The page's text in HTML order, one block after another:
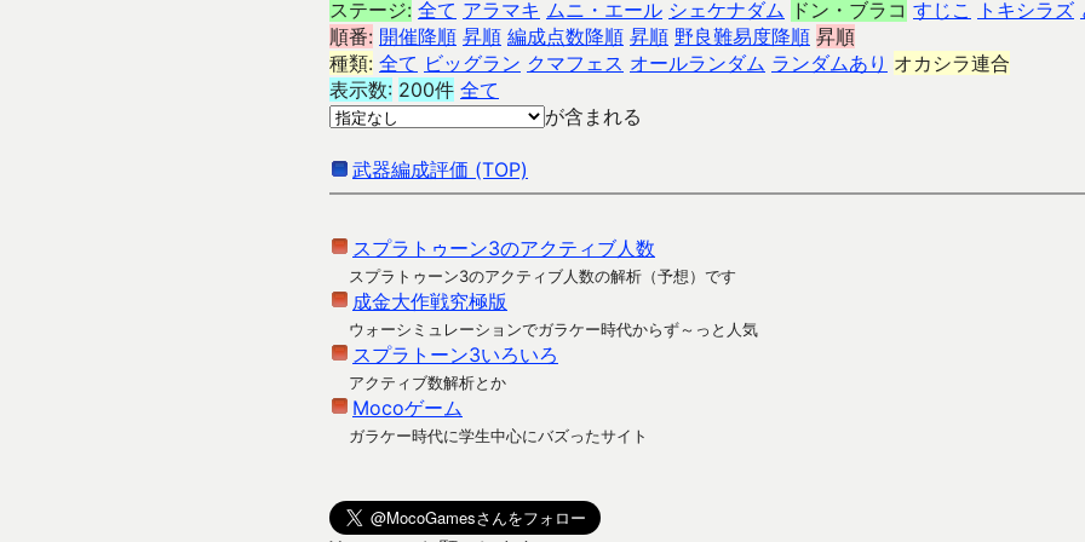
ステージ: 全て アラマキ ムニ・エール シェケナダム ドン・ブラコ すじこ トキシラズ
順番: 開催降順 昇順 編成点数降順 昇順 野良難易度降順 昇順
種類: 全て ビッグラン クマフェス オールランダム ランダムあり オカシラ連合
表示数: 200件 全て
が含まれる
武器編成評価 (TOP)
スプラトゥーン3のアクティブ人数
スプラトゥーン3のアクティブ人数の解析（予想）です
成金大作戦究極版
ウォーシミュレーションでガラケー時代からず～っと人気
スプラトーン3いろいろ
アクティブ数解析とか
Mocoゲーム
ガラケー時代に学生中心にバズったサイト